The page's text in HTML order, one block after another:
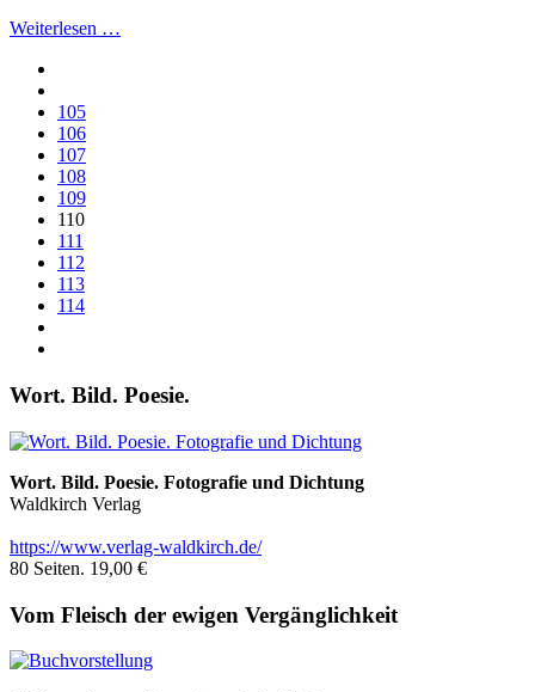
Weiterlesen …
105
106
107
108
109
110
111
112
113
114
Wort. Bild. Poesie.
Wort. Bild. Poesie. Fotografie und Dichtung
Waldkirch Verlag
https://www.verlag-waldkirch.de/
80 Seiten. 19,00 €
Vom Fleisch der ewigen Vergänglichkeit